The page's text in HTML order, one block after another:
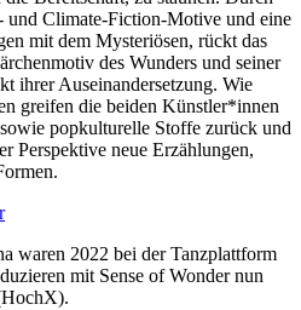
und Climate-Fiction-Motive und eine
mit dem Mysteriösen, rückt das
des Wunders und seiner
ihrer Auseinandersetzung. Wie
greifen die beiden Künstler*innen
popkulturelle Stoffe zurück und
Perspektive neue Erzählungen,
waren 2022 bei der Tanzplattform
mit Sense of Wonder nun